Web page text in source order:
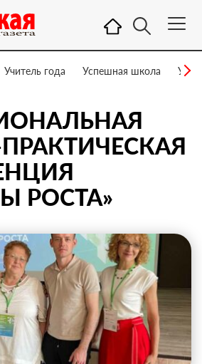
Учитель года Успешная школа
РОСТА»